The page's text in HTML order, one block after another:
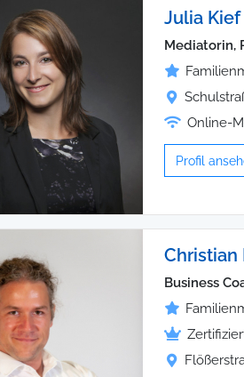
Julia Kief
Mediatorin,
Online-
Profil
Christian
Business